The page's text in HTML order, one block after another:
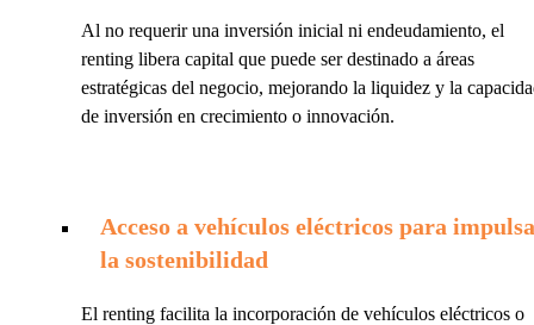
Al no requerir una inversión inicial ni endeudamiento, el
renting libera capital que puede ser destinado a áreas
estratégicas del negocio, mejorando la liquidez y la
de inversión en crecimiento o innovación.
Acceso a vehículos eléctricos para
la sostenibilidad
El renting facilita la incorporación de vehículos eléctricos o